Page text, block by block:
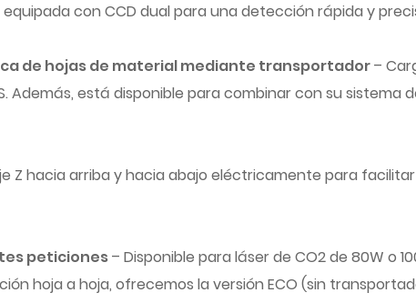
equipada con CCD dual para una detección rápida y
de hojas de material mediante transportador–
Además, está disponible para combinar con su
Z hacia arriba y hacia abajo eléctricamente para
peticiones– Disponible para láser de CO2 de 80W o
hoja a hoja, ofrecemos la versión ECO (sin